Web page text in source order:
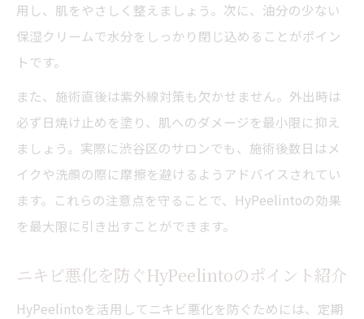
用し、肌をやさしく整えましょう。次に、油分の少ない
保湿クリームで水分をしっかり閉じ込めることがポイン
トです。
また、施術直後は紫外線対策も欠かせません。外出時は
必ず日焼け止めを塗り、肌へのダメージを最小限に抑え
ましょう。実際に渋谷区のサロンでも、施術後数日はメ
イクや洗顔の際に摩擦を避けるようアドバイスされてい
ます。これらの注意点を守ることで、HyPeelintoの効果
を最大限に引き出すことができます。
ニキビ悪化を防ぐHyPeelintoのポイント紹介
HyPeelintoを活用してニキビ悪化を防ぐためには、定期